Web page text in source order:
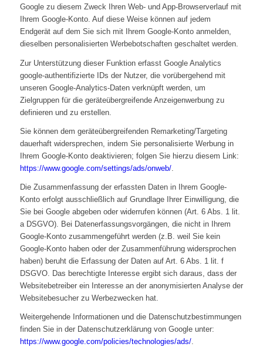
Google zu diesem Zweck Ihren Web- und App-Browserverlauf mit
Ihrem Google-Konto. Auf diese Weise können auf jedem
Endgerät auf dem Sie sich mit Ihrem Google-Konto anmelden,
dieselben personalisierten Werbebotschaften geschaltet werden.
Zur Unterstützung dieser Funktion erfasst Google Analytics
google-authentifizierte IDs der Nutzer, die vorübergehend mit
unseren Google-Analytics-Daten verknüpft werden, um
Zielgruppen für die geräteübergreifende Anzeigenwerbung zu
definieren und zu erstellen.
Sie können dem geräteübergreifenden Remarketing/Targeting
dauerhaft widersprechen, indem Sie personalisierte Werbung in
Ihrem Google-Konto deaktivieren; folgen Sie hierzu diesem Link:
https://www.google.com/settings/ads/onweb/.
Die Zusammenfassung der erfassten Daten in Ihrem Google-
Konto erfolgt ausschließlich auf Grundlage Ihrer Einwilligung, die
Sie bei Google abgeben oder widerrufen können (Art. 6 Abs. 1 lit.
a DSGVO). Bei Datenerfassungsvorgängen, die nicht in Ihrem
Google-Konto zusammengeführt werden (z.B. weil Sie kein
Google-Konto haben oder der Zusammenführung widersprochen
haben) beruht die Erfassung der Daten auf Art. 6 Abs. 1 lit. f
DSGVO. Das berechtigte Interesse ergibt sich daraus, dass der
Websitebetreiber ein Interesse an der anonymisierten Analyse der
Websitebesucher zu Werbezwecken hat.
Weitergehende Informationen und die Datenschutzbestimmungen
finden Sie in der Datenschutzerklärung von Google unter:
https://www.google.com/policies/technologies/ads/.